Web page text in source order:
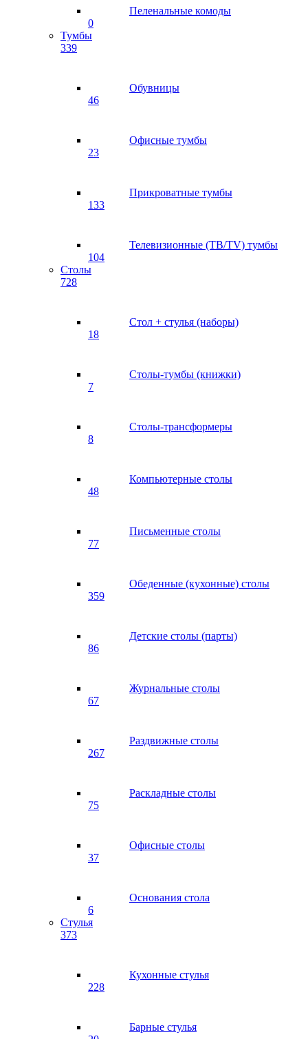
Пеленальные комоды
0
Тумбы
339
Обувницы
46
Офисные тумбы
23
Прикроватные тумбы
133
Телевизионные (ТВ/TV) тумбы
104
Столы
728
Стол + стулья (наборы)
18
Столы-тумбы (книжки)
7
Столы-трансформеры
8
Компьютерные столы
48
Письменные столы
77
Обеденные (кухонные) столы
359
Детские столы (парты)
86
Журнальные столы
67
Раздвижные столы
267
Раскладные столы
75
Офисные столы
37
Основания стола
6
Стулья
373
Кухонные стулья
228
Барные стулья